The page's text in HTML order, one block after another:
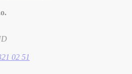
02 51